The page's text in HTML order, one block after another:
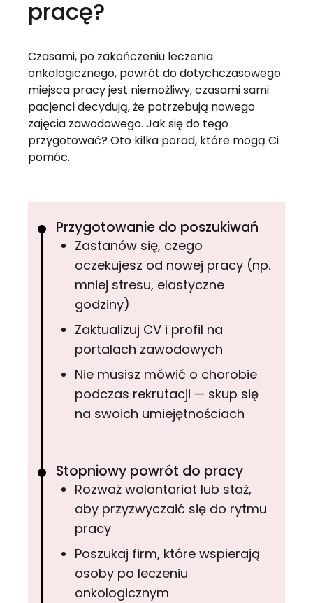
pracę?
Czasami, po zakończeniu leczenia
onkologicznego, powrót do dotychczasowego
miejsca pracy jest niemożliwy, czasami sami
pacjenci decydują, że potrzebują nowego
zajęcia zawodowego. Jak się do tego
przygotować? Oto kilka porad, które mogą Ci
pomóc.
Przygotowanie do poszukiwań
Zastanów się, czego
oczekujesz od nowej pracy (np.
mniej stresu, elastyczne
godziny)
Zaktualizuj CV i profil na
portalach zawodowych
Nie musisz mówić o chorobie
podczas rekrutacji — skup się
na swoich umiejętnościach
Stopniowy powrót do pracy
Rozważ wolontariat lub staż,
aby przyzwyczaić się do rytmu
pracy
Poszukaj firm, które wspierają
osoby po leczeniu
onkologicznym